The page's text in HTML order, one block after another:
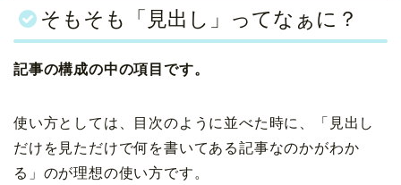
そもそも「見出し」ってなぁに？
記事の構成の中の項目です。
使い方としては、目次のように並べた時に、「見出し
だけを見ただけで何を書いてある記事なのかがわか
る」のが理想の使い方です。